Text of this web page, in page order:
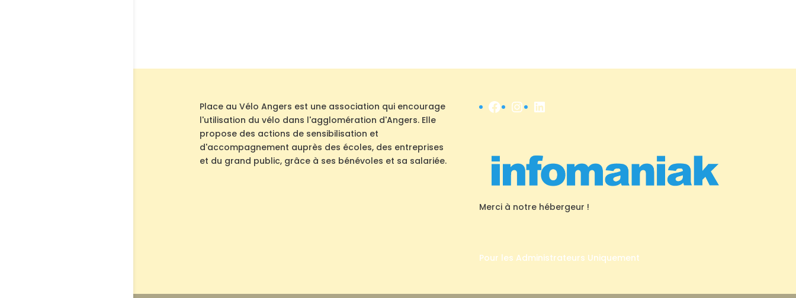
Place au Vélo Angers est une association qui encourage
l'utilisation du vélo dans l'agglomération d'Angers. Elle
propose des actions de sensibilisation et
d'accompagnement auprès des écoles, des entreprises
et du grand public, grâce à ses bénévoles et sa salariée.
Facebook
Instagram
LinkedIn
Merci à notre hébergeur !
Pour les Administrateurs Uniquement